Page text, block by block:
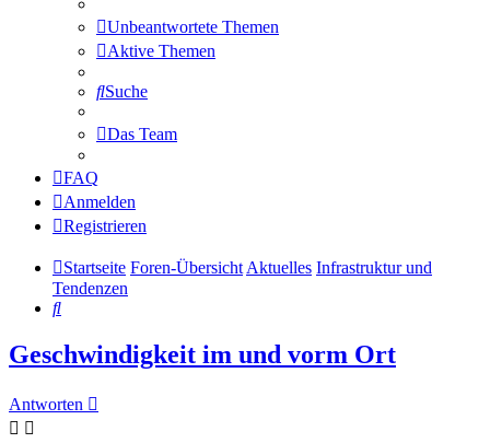
Unbeantwortete Themen
Aktive Themen
Suche
Das Team
FAQ
Anmelden
Registrieren
Startseite Foren-ÜbersichtAktuelles Infrastruktur und
Tendenzen
Suche
Geschwindigkeit im und vorm Ort
Antworten